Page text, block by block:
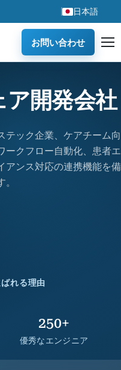
日本語
お問い合わせ
ア開発会社
テック企業、ケアチーム向
ークフロー自動化、患者エ
アンス対応の連携機能を備
れる理由
250+
優秀なエンジニア